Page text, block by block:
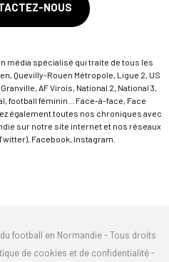
NOUS
média spécialisé qui traite de tous les
Quevilly-Rouen Métropole, Ligue 2, US
AF Virois, National 2, National 3,
football féminin... Face-à-face, Face
également toutes nos chroniques avec
sur notre site internet et nos réseaux
Facebook, Instagram.
football en Normandie - Tous droits
de cookies et de confidentialité-